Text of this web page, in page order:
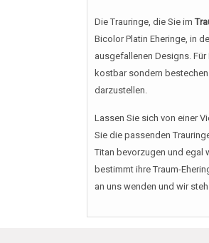
Die Trauringe, die Sie im
Bicolor Platin Eheringe, in
ausgefallenen Designs.
kostbar sondern
darzustellen.
Lassen Sie sich von einer
Sie die passenden
Titan bevorzugen und egal
bestimmt ihre Traum-
an uns wenden und wir